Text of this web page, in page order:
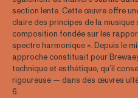
section lente. Cette œuvre offre
claire des principes de la
composition fondée sur les
spectre harmonique ». Depuis le
approche constituait pour
technique et esthétique, qu’il
rigoureuse — dans des œuvres
6.